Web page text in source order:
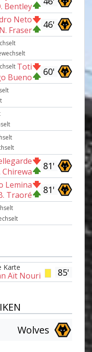
Bentley
46'
Neto
N. Fraser
60'
Toti
Bueno
81'
Chirewa
81'
Lemina
Traoré
85'
Karte
Aït Nouri
Wolves